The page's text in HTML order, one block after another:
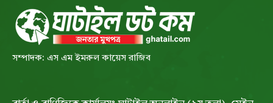
সম্পাদক: এস এম ইমরুল কায়েস রাজিব